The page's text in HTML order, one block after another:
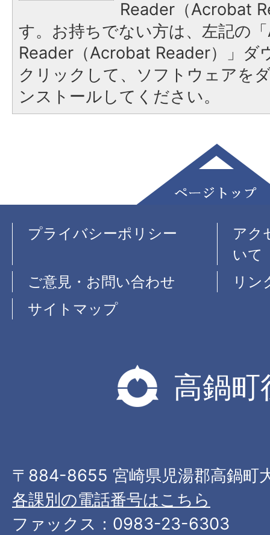
Reader（Acrobat
す。お持ちでない方は、左記の
Reader（Acrobat Reader）」ダ
クリックして、ソフトウェアを
ンストールしてください。
プライバシーポリシー
アク
いて
ご意見・お問い合わせ
リン
サイトマップ
高鍋町
〒884-8655 宮崎県児湯郡高鍋町
各課別の電話番号はこちら
ファックス：0983-23-6303